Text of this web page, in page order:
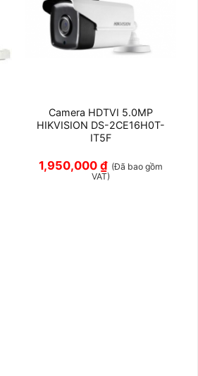
Camera HDTVI 5.0MP
HIKVISION DS-2CE16H0T-
IT5F
1,950,000₫ (Đã bao gồm
VAT)